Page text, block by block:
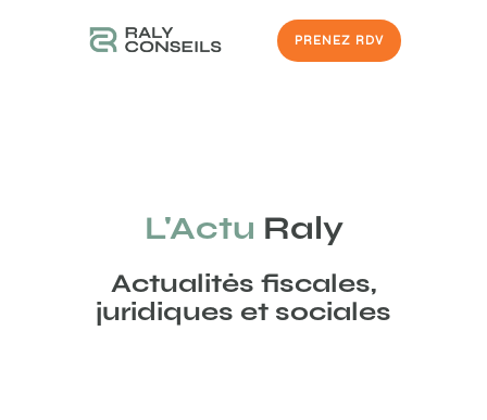
PRENEZ RDV
L'Actu Raly
Actualités fiscales,
juridiques et sociales